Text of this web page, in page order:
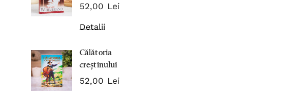
52,00 Lei
Detalii
Călătoria
creștinului
52,00 Lei